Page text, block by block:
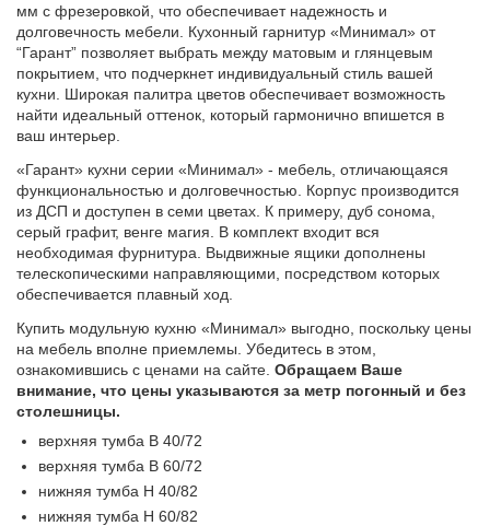
мм с фрезеровкой, что обеспечивает надежность и
долговечность мебели. Кухонный гарнитур «Минимал» от
“Гарант” позволяет выбрать между матовым и глянцевым
покрытием, что подчеркнет индивидуальный стиль вашей
кухни. Широкая палитра цветов обеспечивает возможность
найти идеальный оттенок, который гармонично впишется в
ваш интерьер.
«Гарант» кухни серии «Минимал» - мебель, отличающаяся
функциональностью и долговечностью. Корпус производится
из ДСП и доступен в семи цветах. К примеру, дуб сонома,
серый графит, венге магия. В комплект входит вся
необходимая фурнитура. Выдвижные ящики дополнены
телескопическими направляющими, посредством которых
обеспечивается плавный ход.
Купить модульную кухню «Минимал» выгодно, поскольку цены
на мебель вполне приемлемы. Убедитесь в этом,
ознакомившись с ценами на сайте. Обращаем Ваше
внимание, что цены указываются за метр погонный и без
столешницы.
верхняя тумба В 40/72
верхняя тумба В 60/72
нижняя тумба Н 40/82
нижняя тумба Н 60/82